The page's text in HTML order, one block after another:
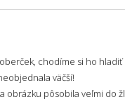
chodíme si ho hladiť
väčší!
obrázku pôsobila veľmi do